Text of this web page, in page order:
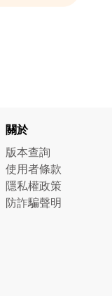
關於
版本查詢
使用者條款
隱私權政策
防詐騙聲明